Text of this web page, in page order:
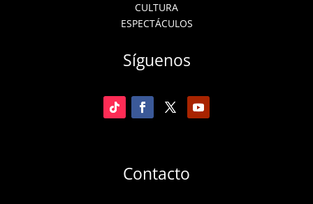
CULTURA
ESPECTÁCULOS
Síguenos
Contacto